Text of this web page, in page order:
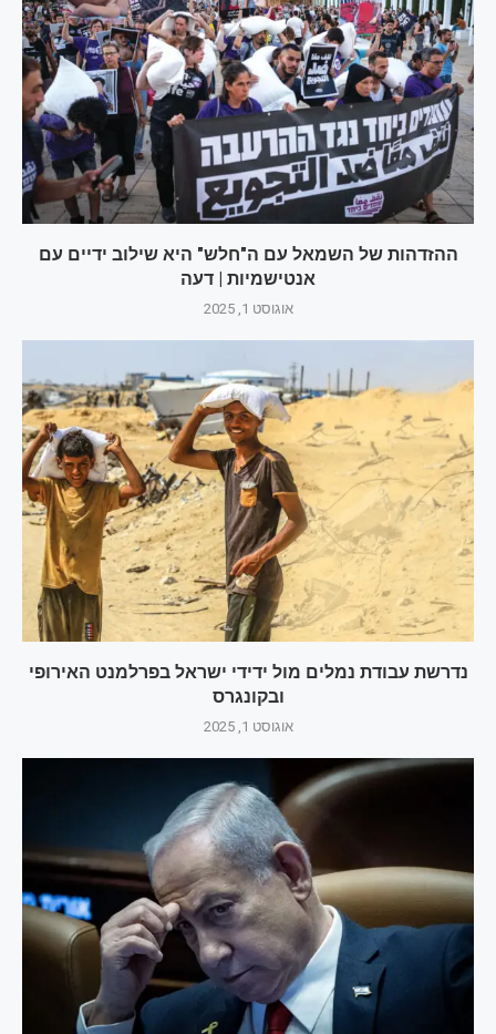
ההזדהות של השמאל עם ה"חלש" היא שילוב ידיים עם
אנטישמיות | דעה
אוגוסט 1, 2025
נדרשת עבודת נמלים מול ידידי ישראל בפרלמנט האירופי
ובקונגרס
אוגוסט 1, 2025